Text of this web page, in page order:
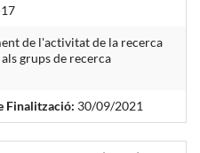
de l'activitat de la recerca
grups de recerca
Finalització: 30/09/2021